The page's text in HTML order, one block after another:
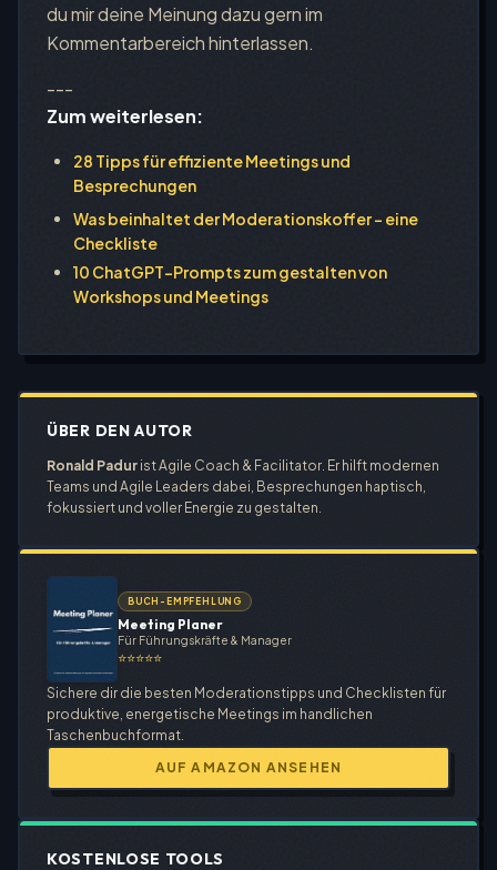
du mir deine Meinung dazu gern im
Kommentarbereich hinterlassen.
---
Zum weiterlesen:
28 Tipps für effiziente Meetings und
Besprechungen
Was beinhaltet der Moderationskoffer – eine
Checkliste
10 ChatGPT-Prompts zum gestalten von
Workshops und Meetings
ÜBER DEN AUTOR
Ronald Padur ist Agile Coach & Facilitator. Er hilft modernen
Teams und Agile Leaders dabei, Besprechungen haptisch,
fokussiert und voller Energie zu gestalten.
BUCH-EMPFEHLUNG
Meeting Planer
Für Führungskräfte & Manager
⭐⭐⭐⭐⭐
Sichere dir die besten Moderationstipps und Checklisten für
produktive, energetische Meetings im handlichen
Taschenbuchformat.
AUF AMAZON ANSEHEN
KOSTENLOSE TOOLS